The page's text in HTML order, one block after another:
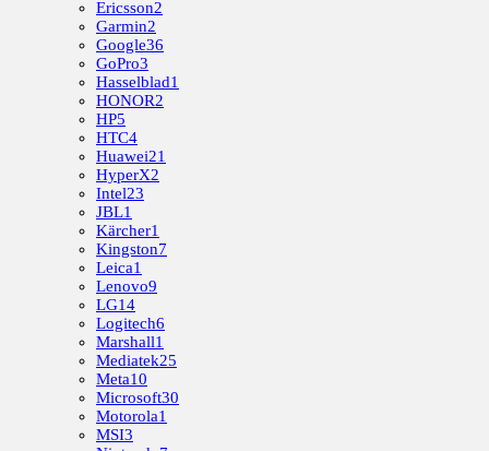
Ericsson2
Garmin2
Google36
GoPro3
Hasselblad1
HONOR2
HP5
HTC4
Huawei21
HyperX2
Intel23
JBL1
Kärcher1
Kingston7
Leica1
Lenovo9
LG14
Logitech6
Marshall1
Mediatek25
Meta10
Microsoft30
Motorola1
MSI3